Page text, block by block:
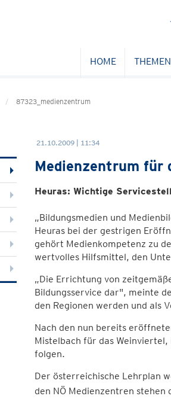
HOME THEMEN
87323_medienzentrum
21.10.2009 | 11:34
Medienzentrum
Heuras: Wichtige
„Bildungsmedien und
Heuras bei der gestrigen
gehört Medienkompetenz zu
wertvolles Hilfsmittel, den
„Die Errichtung von
Bildungsservice dar", meinte
den Regionen werden und als
Nach den nun bereits
Mistelbach für das
folgen.
Der österreichische Lehrplan
den NÖ Medienzentren